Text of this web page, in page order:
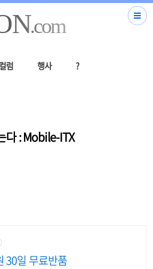
컬럼 행사 ?
다 : Mobile-ITX
30일 무료반품